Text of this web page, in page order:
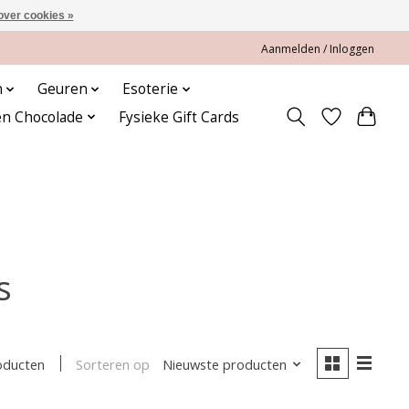
Aanmelden / Inloggen
Geuren
Esoterie
Chocolade
Fysieke Gift Cards
Sorteren op Nieuwste producten
cookies »